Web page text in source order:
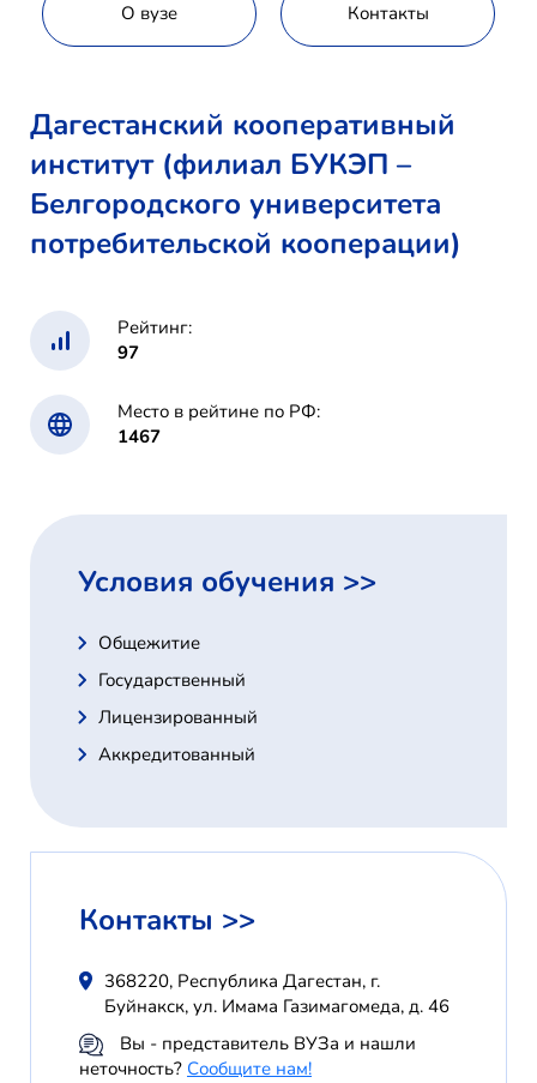
О вузе Контакты
Дагестанский кооперативный
институт (филиал БУКЭП –
Белгородского университета
потребительской кооперации)
Рейтинг:
97
Место в рейтине по РФ:
1467
Условия обучения >>
Общежитие
Государственный
Лицензированный
Аккредитованный
Контакты >>
368220, Республика Дагестан, г.
Буйнакск, ул. Имама Газимагомеда, д. 46
Вы - представитель ВУЗа и нашли
неточность? Сообщите нам!